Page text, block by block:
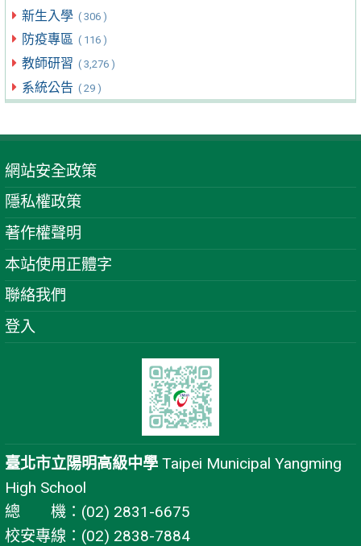
新生入學 ( 306 )
防疫專區 ( 116 )
教師研習 ( 3,276 )
系統公告 ( 29 )
網站安全政策
隱私權政策
著作權聲明
本站使用正體字
聯絡我們
登入
臺北市立陽明高級中學 Taipei Municipal Yangming
High School
總 機：(02) 2831-6675
校安專線：(02) 2838-7884